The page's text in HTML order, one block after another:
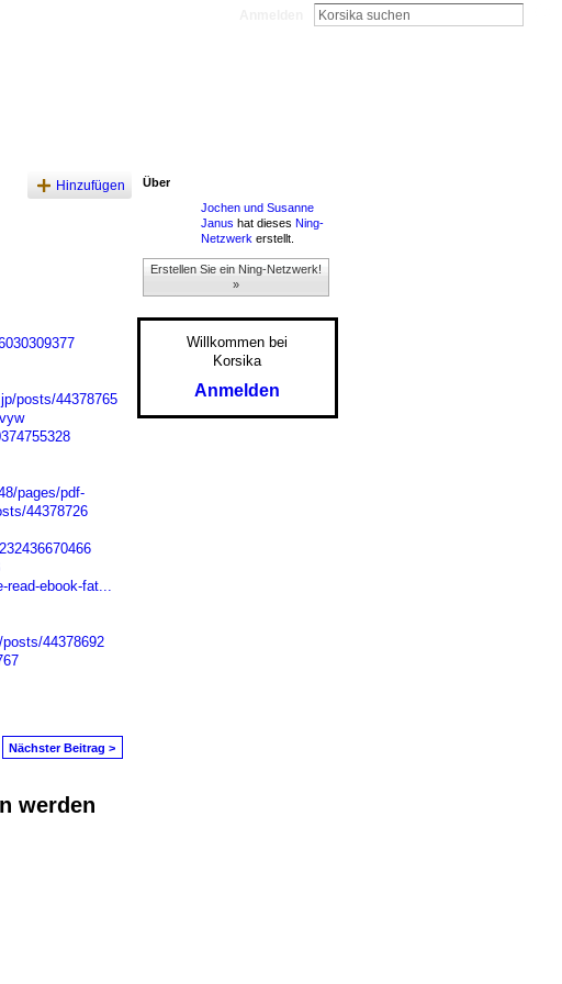
Hinzufügen
posts/44378765
pages/pdf-
44378726
read-ebook-fat...
44378692
Nächster Beitrag >
werden
Über
Jochen und Susanne
Janus hat dieses Ning-
Netzwerk erstellt.
Erstellen Sie ein Ning-Netzwerk!
»
Willkommen bei
Korsika
Anmelden